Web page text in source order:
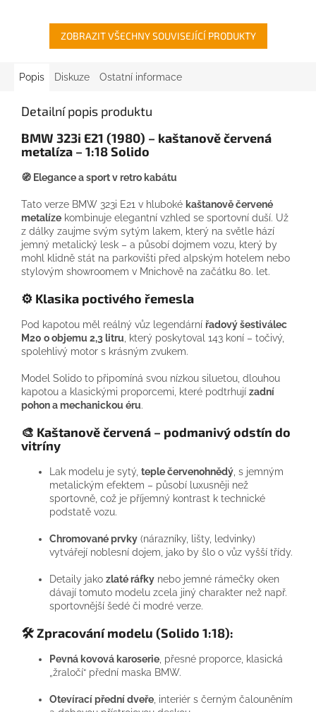
ZOBRAZIT VŠECHNY SOUVISEJÍCÍ PRODUKTY
Popis Diskuze Ostatní informace
Detailní popis produktu
BMW 323i E21 (1980) – kaštanově červená
metalíza – 1:18 Solido
🧭 Elegance a sport v retro kabátu
Tato verze BMW 323i E21 v hluboké kaštanově červené
metalíze kombinuje elegantní vzhled se sportovní duší. Už
z dálky zaujme svým sytým lakem, který na světle hází
jemný metalický lesk – a působí dojmem vozu, který by
mohl klidně stát na parkovišti před alpským hotelem nebo
stylovým showroomem v Mnichově na začátku 80. let.
⚙️ Klasika poctivého řemesla
Pod kapotou měl reálný vůz legendární řadový šestiválec
M20 o objemu 2,3 litru, který poskytoval 143 koní – točivý,
spolehlivý motor s krásným zvukem.
Model Solido to připomíná svou nízkou siluetou, dlouhou
kapotou a klasickými proporcemi, které podtrhují zadní
pohon a mechanickou éru.
🎨 Kaštanově červená – podmanivý odstín do
vitríny
Lak modelu je sytý, teple červenohnědý, s jemným
metalickým efektem – působí luxusněji než
sportovně, což je příjemný kontrast k technické
podstatě vozu.
Chromované prvky (nárazníky, lišty, ledvinky)
vytvářejí noblesní dojem, jako by šlo o vůz vyšší třídy.
Detaily jako zlaté ráfky nebo jemné rámečky oken
dávají tomuto modelu zcela jiný charakter než např.
sportovnější šedé či modré verze.
🛠️Zpracování modelu (Solido 1:18):
Pevná kovová karoserie, přesné proporce, klasická
„žraločí“ přední maska BMW.
Otevírací přední dveře, interiér s černým čalouněním